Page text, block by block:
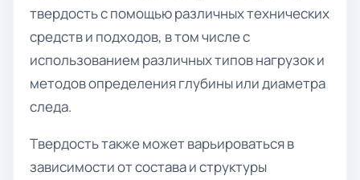
твердость с помощью различных технических
средств и подходов, в том числе с
использованием различных типов нагрузок и
методов определения глубины или диаметра
следа.
Твердость также может варьироваться в
зависимости от состава и структуры